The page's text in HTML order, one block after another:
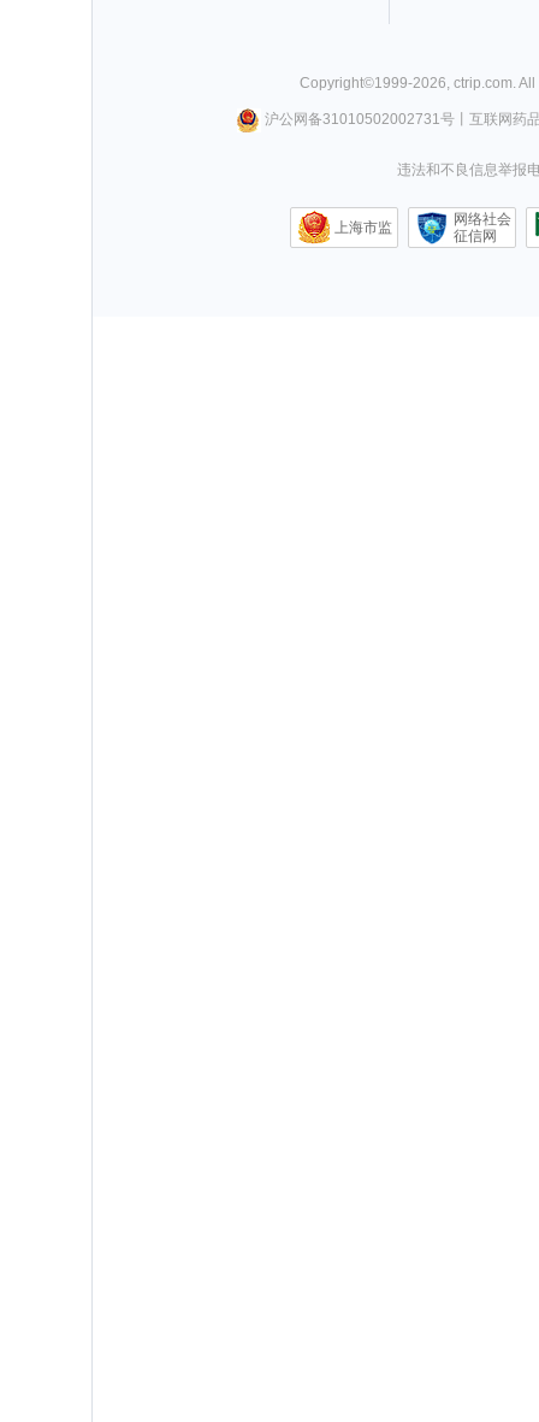
Copyright©1999-2026 ctrip.com .
沪公网备31010502002731号丨 互联网药
违法和不良信息举报
上海市监
网络社会
征信网